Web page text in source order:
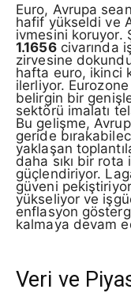
Euro, Avrupa
hafif yükseldi ve
ivmesini koruyor.
1.1656civarında
zirvesine
hafta euro, ikinci
ilerliyor.
belirgin bir
sektörü imalatı
Bu gelişme,
geride
yaklaşan
daha sıkı bir
güçlendiriyor.
güveni
yükseliyor ve
enflasyon
kalmaya devam
Veri ve